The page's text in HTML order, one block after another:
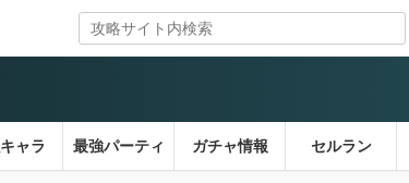
ャラ 最強パーティ ガチャ情報 セルラン